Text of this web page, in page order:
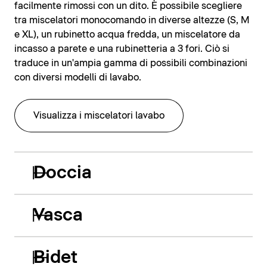
facilmente rimossi con un dito. È possibile scegliere
tra miscelatori monocomando in diverse altezze (S, M
e XL), un rubinetto acqua fredda, un miscelatore da
incasso a parete e una rubinetteria a 3 fori. Ciò si
traduce in un'ampia gamma di possibili combinazioni
con diversi modelli di lavabo.
Visualizza i miscelatori lavabo
Doccia
Vasca
Bidet